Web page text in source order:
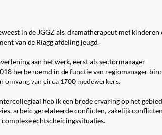
in de JGGZ als, dramatherapeut met kinderen
van de Riagg afdeling jeugd.
aan het werk, eerst als sectormanager
herbenoemd in de functie van regiomanager
omvang van circa 1700 medewerkers.
heb ik een brede ervaring op het gebied
arbeid gerelateerde conflicten, zakelijk
echtscheidingssituaties.